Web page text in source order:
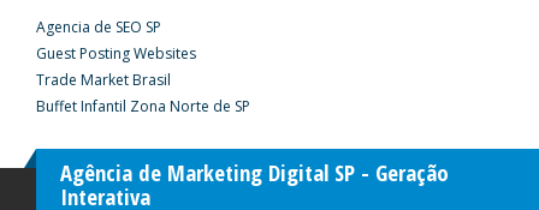
Agencia de SEO SP
Guest Posting Websites
Trade Market Brasil
Buffet Infantil Zona Norte de SP
Agência de Marketing Digital SP - Geração
Interativa